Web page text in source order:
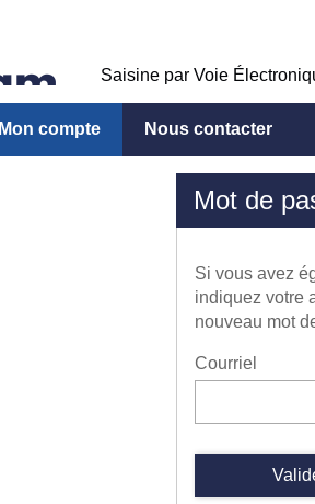
Saisine par Voie
Mon compte Nous contacter
Mot de
Si vous avez
indiquez votre
nouveau mot
Courriel